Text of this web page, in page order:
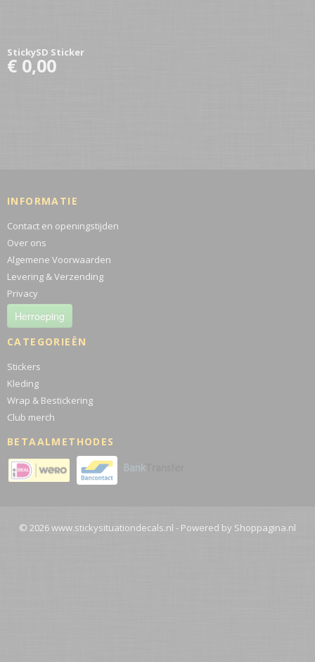
StickySD Sticker
€ 0,00
INFORMATIE
Contact en openingstijden
Over ons
Algemene Voorwaarden
Levering & Verzending
Privacy
Herroeping
CATEGORIEËN
Stickers
Kleding
Wrap & Bestickering
Club merch
BETAALMETHODES
© 2026 www.stickysituationdecals.nl - Powered by Shoppagina.nl